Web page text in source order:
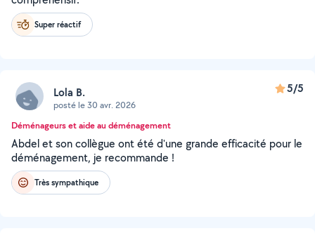
Super réactif
Lola B.
posté le 30 avr. 2026
5/5
Déménageurs et aide au déménagement
Abdel et son collègue ont été d'une grande efficacité pour le
déménagement, je recommande !
Très sympathique